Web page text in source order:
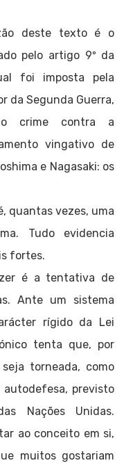
deste texto é o
pelo artigo 9º da
foi imposta pela
da Segunda Guerra,
crime contra a
vingativo de
e Nagasaki: os
quantas vezes, uma
Tudo evidencia
fortes.
é a tentativa de
Ante um sistema
rígido da Lei
tenta que, por
torneada, como
previsto
Nações Unidas.
ao conceito em si,
muitos gostariam